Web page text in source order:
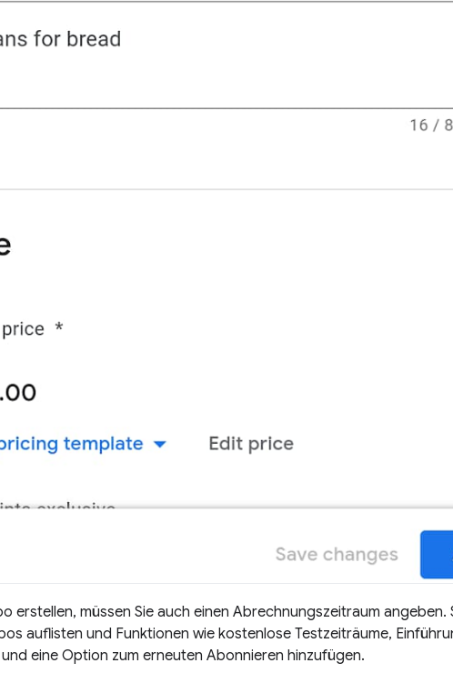
erstellen, müssen Sie auch einen Abrechnungszeitraum angeben.
auflisten und Funktionen wie kostenlose Testzeiträume,
eine Option zum erneuten Abonnieren hinzufügen.